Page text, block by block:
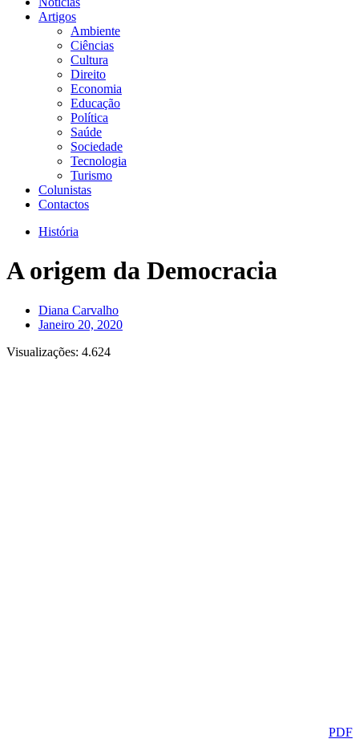
Artigos
Ambiente
Ciências
Cultura
Direito
Economia
Educação
Política
Saúde
Sociedade
Tecnologia
Turismo
Colunistas
Contactos
História
A origem da Democracia
Diana Carvalho
Janeiro 20, 2020
Visualizações: 4.624
PDF